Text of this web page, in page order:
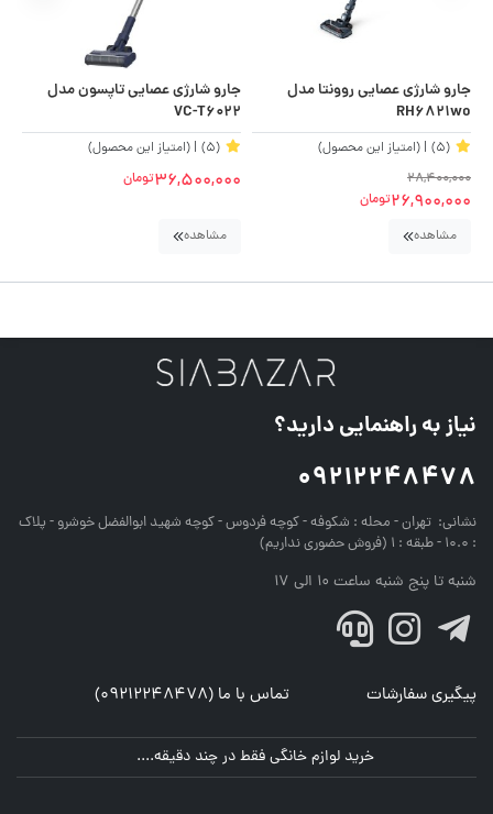
جارو شارژی عصایی روونتا مدل
RH6821wo
(5)
| (امتیاز این محصول)
28,400,000
26,900,000تومان
مشاهده
جارو شارژی عصایی تاپسون مدل
VC-T6022
(5) | (امتیاز این محصول)
36,500,000تومان
مشاهده
نیاز به راهنمایی دارید؟
09212248478
نشانی: تهران - محله : شکوفه - کوچه فردوس - کوچه شهید ابوالفضل خوشرو - پلاک
: 10.0 - طبقه : 1 (فروش حضوری نداریم)
شنبه تا پنج شنبه ساعت 10 الی 17
پیگیری سفارشات تماس با ما (09212248478)
خرید لوازم خانگی فقط در چند دقیقه....